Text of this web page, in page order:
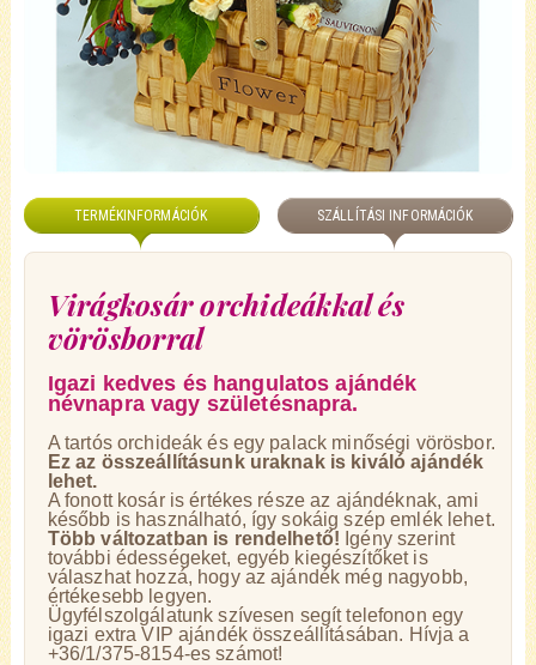
TERMÉKINFORMÁCIÓK SZÁLLÍTÁSI INFORMÁCIÓK
Virágkosár orchideákkal és
vörösborral
Igazi kedves és hangulatos ajándék
névnapra vagy születésnapra.
A tartós orchideák és egy palack minőségi vörösbor.
Ez az összeállításunk uraknak is kiváló ajándék
lehet.
A fonott kosár is értékes része az ajándéknak, ami
később is használható, így sokáig szép emlék lehet.
Több változatban is rendelhető! Igény szerint
további édességeket, egyéb kiegészítőket is
válaszhat hozzá, hogy az ajándék még nagyobb,
értékesebb legyen.
Ügyfélszolgálatunk szívesen segít telefonon egy
igazi extra VIP ajándék összeállításában. Hívja a
+36/1/375-8154-es számot!